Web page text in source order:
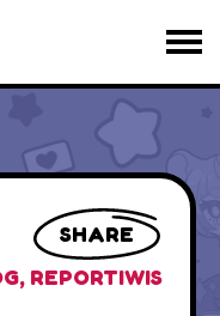
SHARE
, REPORTIWIS